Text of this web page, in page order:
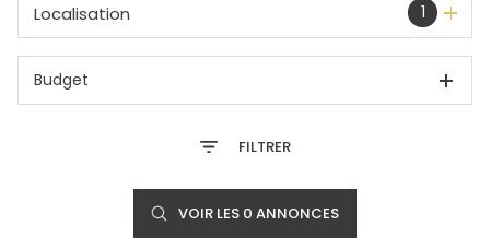
1
Localisation
Budget
FILTRER
VOIR LES 0 ANNONCES